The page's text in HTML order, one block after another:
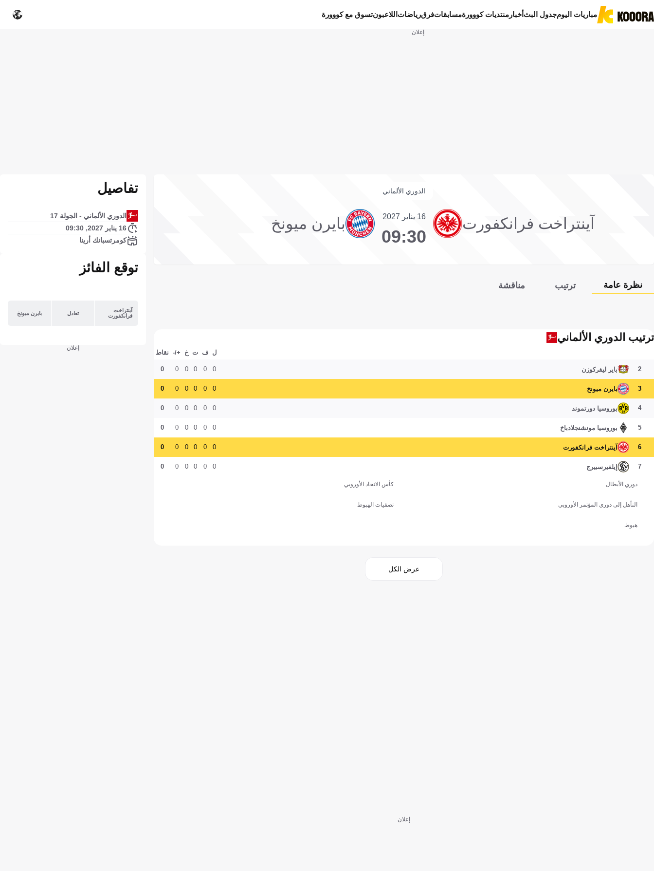
مباريات اليومجدول البثأخبار منتديات كووورةمسابقاتفرقرياضات اللاعبونتسوق مع كووورة
إعلان
الدوري الألماني
آينتراخت فرانكفورت 16 يناير 2027
09:30
بايرن ميونخ
نظرة عامة ترتيب مناقشة
ترتيب الدوري الألماني
ل ف ت خ +/- نقاط
2 باير ليفركوزن 0
0
0
0
0
0
3 بايرن ميونخ 0
0
0
0
0
0
4 بوروسيا دورتموند 0
0
0
0
0
0
5 بوروسيا مونشنجلادباخ 0
0
0
0
0
0
6 آينتراخت فرانكفورت 0
0
0
0
0
0
7 إيلفيرسبيرج 0
0
0
0
0
0
دوري الأبطال كأس الاتحاد الأوروبي
التأهل إلى دوري المؤتمر الأوروبي تصفيات الهبوط
هبوط
عرض الكل
إعلان
تفاصيل
الدوري الألماني - الجولة 17
16 يناير 2027, 09:30
كومرتسبانك أرينا
توقع الفائز
آينتراخت
فرانكفورت
تعادل بايرن ميونخ
إعلان